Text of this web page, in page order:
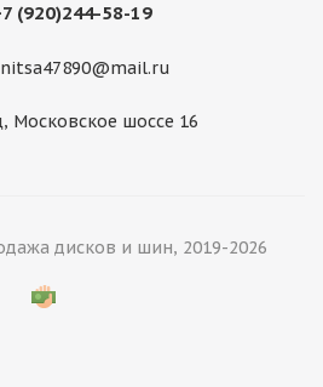
(920)244-58-19
Московское шоссе 16
дисков и шин, 2019-2026